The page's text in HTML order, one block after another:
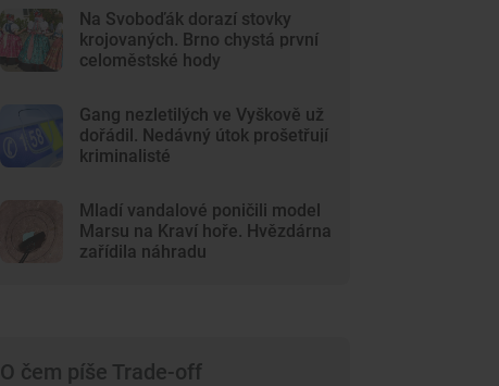
Na Svoboďák dorazí stovky
krojovaných. Brno chystá první
celoměstské hody
Gang nezletilých ve Vyškově už
dořádil. Nedávný útok prošetřují
kriminalisté
Mladí vandalové poničili model
Marsu na Kraví hoře. Hvězdárna
zařídila náhradu
O čem píše Trade-off